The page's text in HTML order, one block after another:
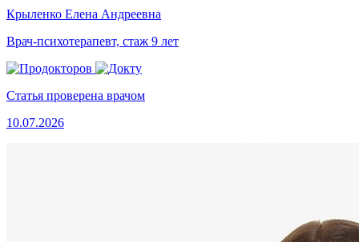
Крыленко Елена Андреевна
Врач-психотерапевт, стаж 9 лет
Статья проверена врачом
10.07.2026